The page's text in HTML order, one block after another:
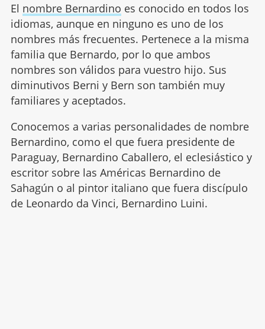
El nombre Bernardino es conocido en todos los
idiomas, aunque en ninguno es uno de los
nombres más frecuentes. Pertenece a la misma
familia que Bernardo, por lo que ambos
nombres son válidos para vuestro hijo. Sus
diminutivos Berni y Bern son también muy
familiares y aceptados.
Conocemos a varias personalidades de nombre
Bernardino, como el que fuera presidente de
Paraguay, Bernardino Caballero, el eclesiástico y
escritor sobre las Américas Bernardino de
Sahagún o al pintor italiano que fuera discípulo
de Leonardo da Vinci, Bernardino Luini.